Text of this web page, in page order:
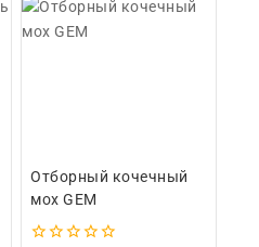
Отборный кочечный
мох GEM